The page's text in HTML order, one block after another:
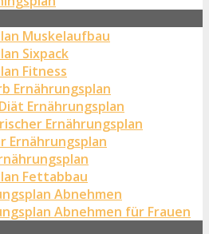
Muskelaufbau
Sixpack
Fitness
Ernährungsplan
Ernährungsplan
Ernährungsplan
Ernährungsplan
Fettabbau
Abnehmen
Abnehmen für Frauen